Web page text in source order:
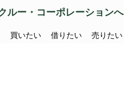
ルー・コーポレーションへ
買いたい 借りたい 売りたい